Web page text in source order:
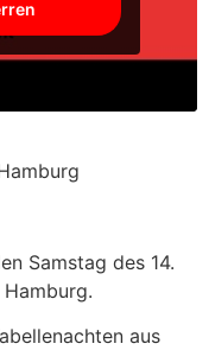
Samstag des 14.
aus